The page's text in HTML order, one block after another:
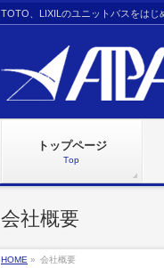
TOTO、LIXILのユニットバスをはじ
トップページ
Top
会社概要
HOME » 会社概要